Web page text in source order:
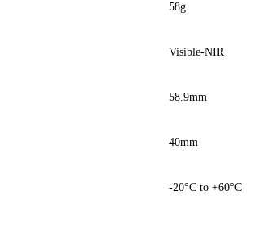
58g
Visible-NIR
58.9mm
40mm
-20°C to +60°C